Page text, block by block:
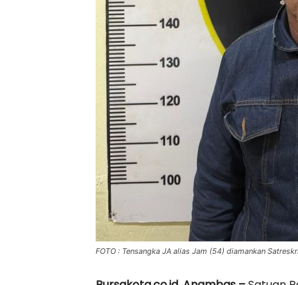
FOTO : Tensangka JA alias Jam (54) diamankan